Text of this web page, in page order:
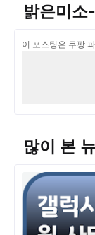
밝은미소
이 포스팅은 쿠팡
많이 본